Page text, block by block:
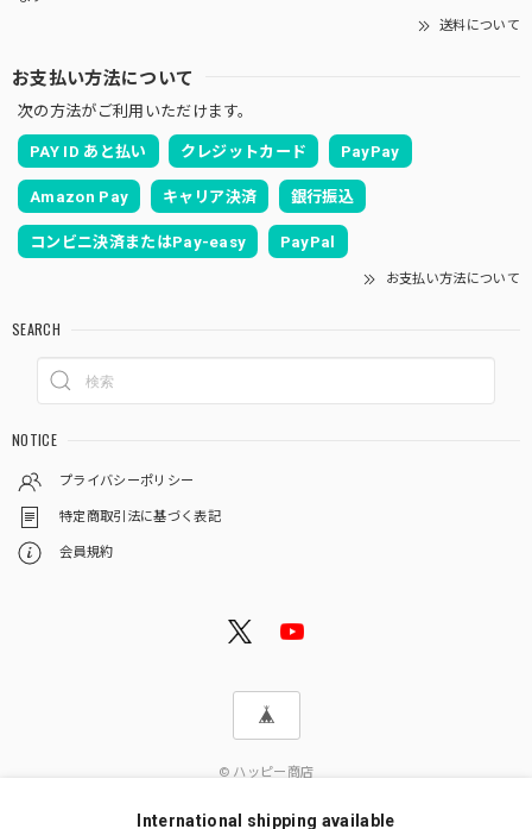
送料について
お支払い方法について
次の方法がご利用いただけます。
PAY ID あと払い クレジットカード PayPay
Amazon Pay キャリア決済 銀行振込
コンビニ決済またはPay-easy PayPal
お支払い方法について
SEARCH
NOTICE
プライバシーポリシー
特定商取引法に基づく表記
会員規約
© ハッピー商店
International shipping available